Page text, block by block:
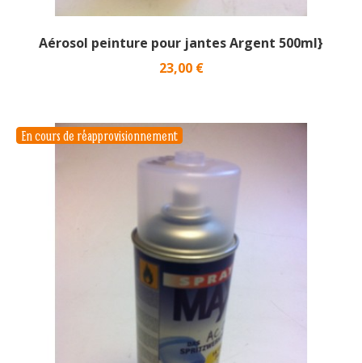
Aérosol peinture pour jantes Argent 500ml}
Prix
23,00 €
En cours de réapprovisionnement